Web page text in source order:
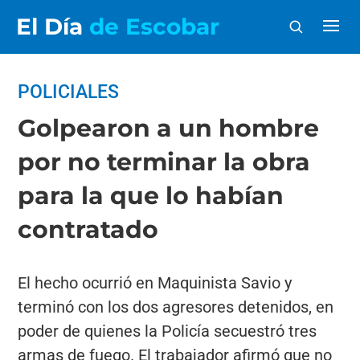
El Día de Escobar
POLICIALES
Golpearon a un hombre
por no terminar la obra
para la que lo habían
contratado
El hecho ocurrió en Maquinista Savio y
terminó con los dos agresores detenidos, en
poder de quienes la Policía secuestró tres
armas de fuego. El trabajador afirmó que no